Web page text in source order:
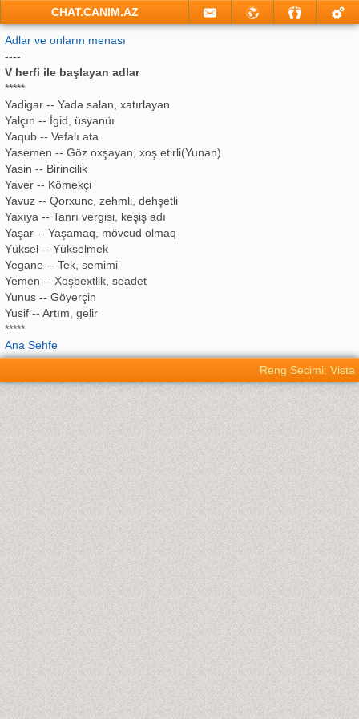
CHAT.CANIM.AZ
Adlar ve onların menası
----
V herfi ile başlayan adlar
*****
Yadigar -- Yada salan, xatırlayan
Yalçın -- İgid, üsyanüı
Yaqub -- Vefalı ata
Yasemen -- Göz oxşayan, xoş etirli(Yunan)
Yasin -- Birincilik
Yaver -- Kömekçi
Yavuz -- Qorxunc, zehmli, dehşetli
Yaxıya -- Tanrı vergisi, keşiş adı
Yaşar -- Yaşamaq, mövcud olmaq
Yüksel -- Yükselmek
Yegane -- Tek, semimi
Yemen -- Xoşbextlik, seadet
Yunus -- Göyerçin
Yusif -- Artım, gelir
*****
Ana Sehfe
Reng Secimi: Vista